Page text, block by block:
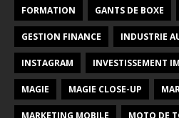
FORMATION GANTS DE BOXE
GESTION FINANCE INDUSTRIE
INSTAGRAM INVESTISSEMENT
MAGIE MAGIE CLOSE-UP
MARKETING MOBILE MOTO DE